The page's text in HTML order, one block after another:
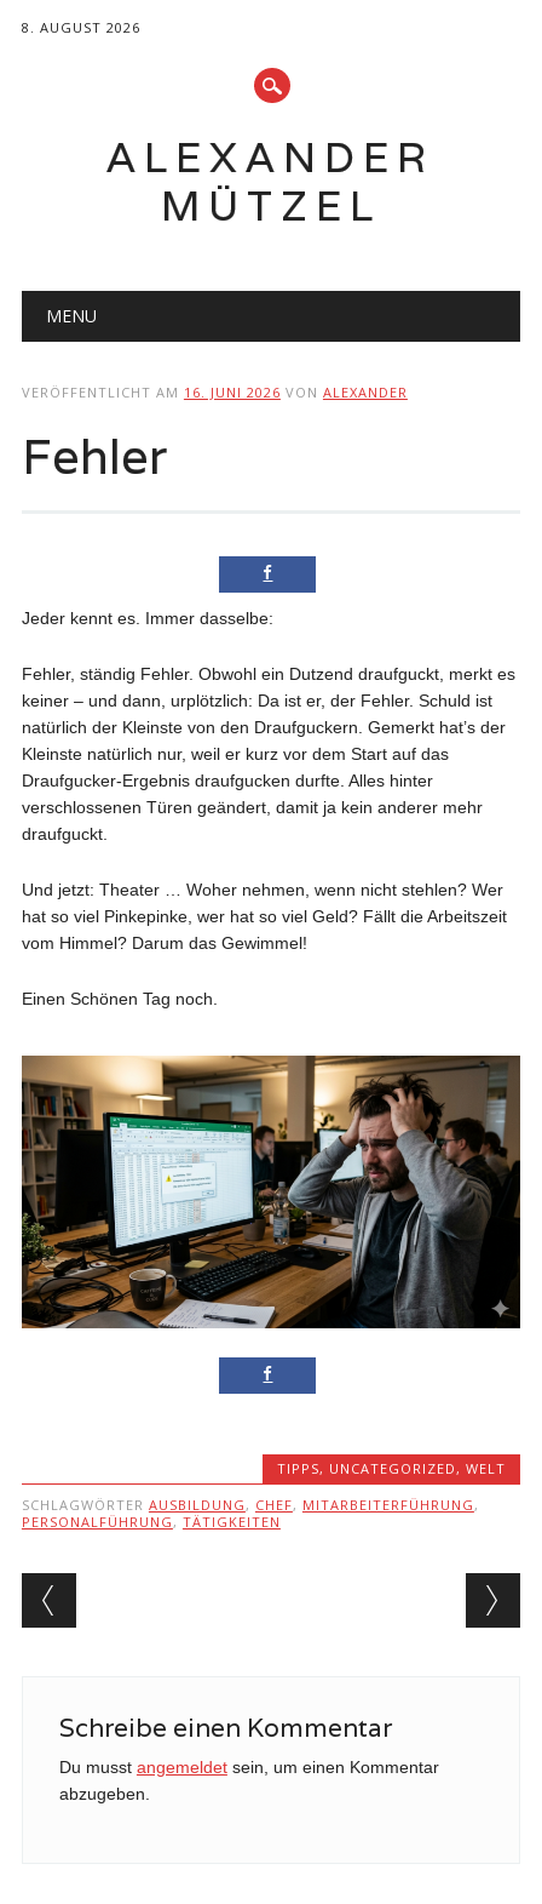
8. AUGUST 2026
ALEXANDER
MÜTZEL
Hauptmenü
MENU
VERÖFFENTLICHT AM 16. JUNI 2026 VON ALEXANDER
Fehler
Jeder kennt es. Immer dasselbe:
Fehler, ständig Fehler. Obwohl ein Dutzend draufguckt, merkt es
keiner – und dann, urplötzlich: Da ist er, der Fehler. Schuld ist
natürlich der Kleinste von den Draufguckern. Gemerkt hat’s der
Kleinste natürlich nur, weil er kurz vor dem Start auf das
Draufgucker-Ergebnis draufgucken durfte. Alles hinter
verschlossenen Türen geändert, damit ja kein anderer mehr
draufguckt.
Und jetzt: Theater … Woher nehmen, wenn nicht stehlen? Wer
hat so viel Pinkepinke, wer hat so viel Geld? Fällt die Arbeitszeit
vom Himmel? Darum das Gewimmel!
Einen Schönen Tag noch.
TIPPS, UNCATEGORIZED ,WELT
SCHLAGWÖRTER AUSBILDUNG , CHEF, MITARBEITERFÜHRUNG ,
PERSONALFÜHRUNG , TÄTIGKEITEN
Beitragsnavigation
Schreibe einen Kommentar
Du musst angemeldetsein, um einen Kommentar
abzugeben.